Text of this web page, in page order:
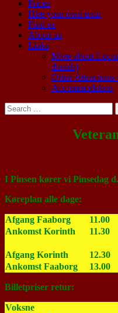
Prices
Hire your own train
Find us
About us
Links
More about
danish)
Other Attractions
Accommodation
Search
for:
I Pinsen kører vi Pinsedag
Køreplan alle dage:
Afgang Faaborg 11.00
Ankomst Korinth
11.30
Afgang Korinth 12.30
Ankomst Faaborg
13.00
Billetpriser retur:
Voksne